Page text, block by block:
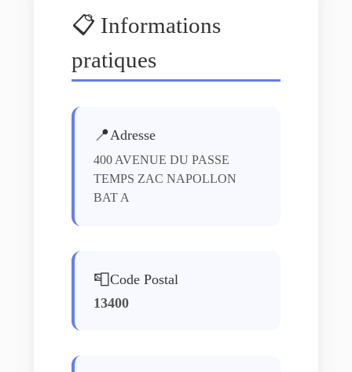
📋 Informations
pratiques
📍Adresse
400 AVENUE DU PASSE
TEMPS ZAC NAPOLLON
BAT A
📮Code Postal
13400